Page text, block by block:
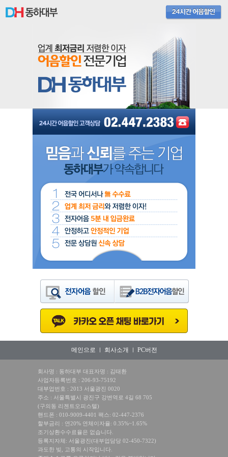
메인으로 ㅣ 회사소개 ㅣ PC버전
회사명 : 동하대부 대표자명 : 김태환
사업자등록번호 : 206-93-75192
대부업번호 : 2013 서울광진 0020
주소 : 서울특별시 광진구 강변역로 4길 68 705
(구의동 리젠트오피스텔)
핸드폰 : 010-9009-4401 팩스: 02-447-2376
할부금리 : 연20% 연체이자율: 0.35%~1.65%
조기상환수수료율은 없습니다.
등록지자체: 서울광진(대부업담당 02-450-7322)
과도한 빚, 고통의 시작입니다.